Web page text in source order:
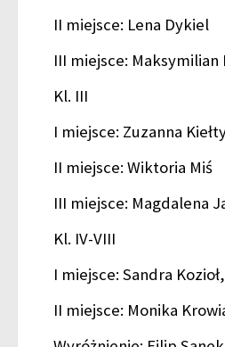
II miejsce: Lena Dykiel
III miejsce:
Kl. III
I miejsce: Zuzanna
II miejsce: Wiktoria Miś
III miejsce: Magdalena
Kl. IV-VIII
I miejsce: Sandra
II miejsce: Monika